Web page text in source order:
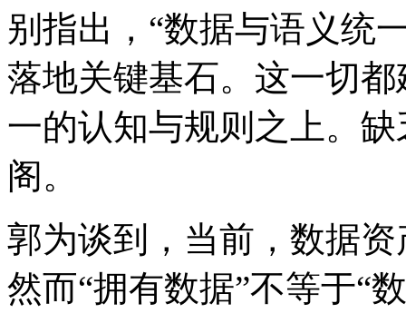
别指出，“数据与语义统
落地关键基石。这一切都
一的认知与规则之上。缺
阁。
郭为谈到，当前，数
然而“拥有数据”不等于“数